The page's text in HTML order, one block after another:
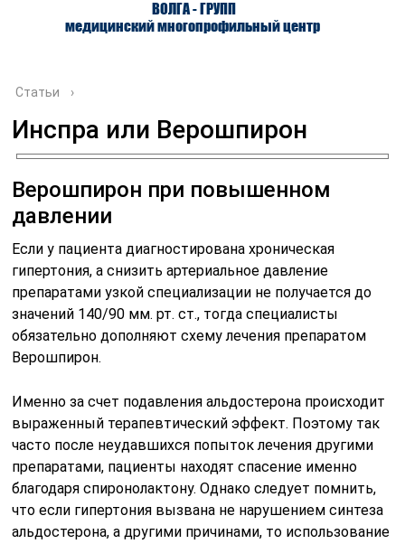
ВОЛГА - ГРУПП
медицинский многопрофильный центр
О ЦЕНТРЕ ВРАЧИ УСЛУГИ
Статьи ›
Инспра или Верошпирон
Верошпирон при повышенном
давлении
Если у пациента диагностирована хроническая
гипертония, а снизить артериальное давление
препаратами узкой специализации не получается до
значений 140/90 мм. рт. ст., тогда специалисты
обязательно дополняют схему лечения препаратом
Верошпирон.
Именно за счет подавления альдостерона происходит
выраженный терапевтический эффект. Поэтому так
часто после неудавшихся попыток лечения другими
препаратами, пациенты находят спасение именно
благодаря спиронолактону. Однако следует помнить,
что если гипертония вызвана не нарушением синтеза
альдостерона, а другими причинами, то использование